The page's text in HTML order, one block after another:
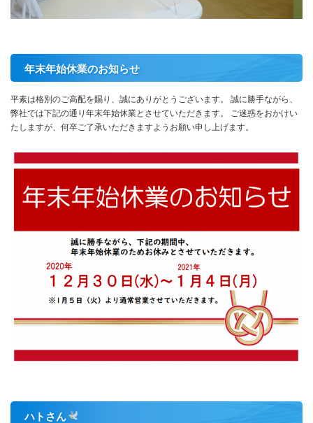
年末年始休業のお知らせ
平素は格別のご高配を賜り、誠にありがとうございます。 誠に勝手ながら、
弊社では下記の通り年末年始休業とさせていただきます。 ご迷惑をおかけい
たしますが、何卒ご了承いただきますようお願い申し上げます。
ハトさん